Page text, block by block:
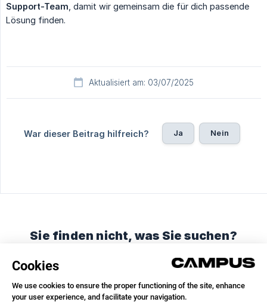
Support-Team , damit wir gemeinsam die für dich passende
Lösung finden.
Aktualisiert am: 03/07/2025
War dieser Beitrag hilfreich? Ja Nein
Sie finden nicht, was Sie suchen?
Chatten Sie mit uns oder schicken Sie eine E-Mail
Unterhaltung starten E-Mail senden